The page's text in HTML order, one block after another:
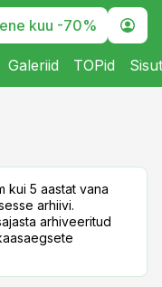
kuu -70%
Galeriid TOPid
kui 5 aastat vana
arhiivi.
arhiveeritud